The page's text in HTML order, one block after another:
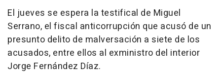
El jueves se espera la testifical de Miguel
Serrano, el fiscal anticorrupción que acusó de un
presunto delito de malversación a siete de los
acusados, entre ellos al exministro del interior
Jorge Fernández Díaz.